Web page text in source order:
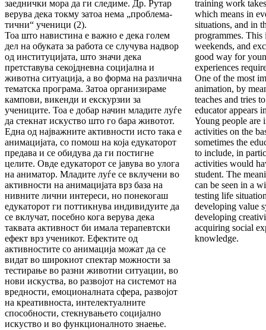
заеднички мора да ги следиме. Др. Рутар
верува дека токму затоа нема „про­бле­ма­
тич­ни“ ученици (2).
Тоа што навистина е важно е дека голем
дел на обу­ката за работа се случува надвор
од инс­ти­ту­цијата, што значи дека
претставува секој­днев­на социјална и
животна ситуација, а во фор­ма на различна
тематска програма. Затоа ор­ганизираме
кампови, викенди и екскурзии за
учениците. Тоа е добар начин младите луѓе
да стекнат искуство што го бара животот.
Една од најважните активности исто така е
ани­ма­цијата, со помош на која едукаторот
предава и се обидува да ги постигне
целите. Овде еду­ка­то­рот се јавува во улога
на аниматор. Младите лу­ѓе се вклучени во
активности на анимацијата врз база на
нивните лични интереси, но поне­когаш
едукаторот ги поттикнува индивидуите да
се вклучат, посебно кога верува дека
таквата активност би имала терапевтски
ефект врз уче­никот. Ефектите од
активностите со анимација можат да се
видат во широкиот спектар мож­нос­ти за
тестирање во разни животни ситуации, во
нови искуства, во развојот на системот на
вред­ности, емоционалната сфера, развојот
на кре­­ативноста, интелектуалните
способности, стек­­­­ну­вањето социјално
искуство и во функ­цио­­налното знаење.
training work
which means in
situations, and in
programmes.
weekends, and
good way for
experiences
One of the most
anima­tion, by
teaches and tries
educator appears
Young people are
activities on the
sometimes the
to include, in
activities would
student. The
can be seen in a
testing life
developing value
developing
acquiring social
knowledge.